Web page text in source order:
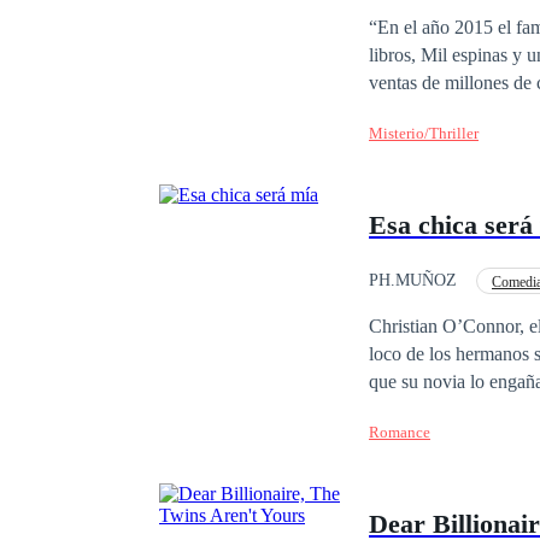
“En el año 2015 el
libros, Mil espinas y
ventas de millones de
productor decidió
pero solo
Misterio/Thriller
Esa chica
PH.MUÑOZ
Christian O’Connor,
loco de los hermanos
que su novia lo
todos los cielos y a
que es en su trabajo.
Romance
Dear